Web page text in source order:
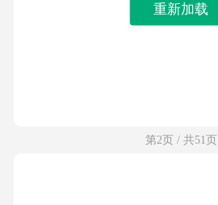
重新加载
第2页 / 共51页